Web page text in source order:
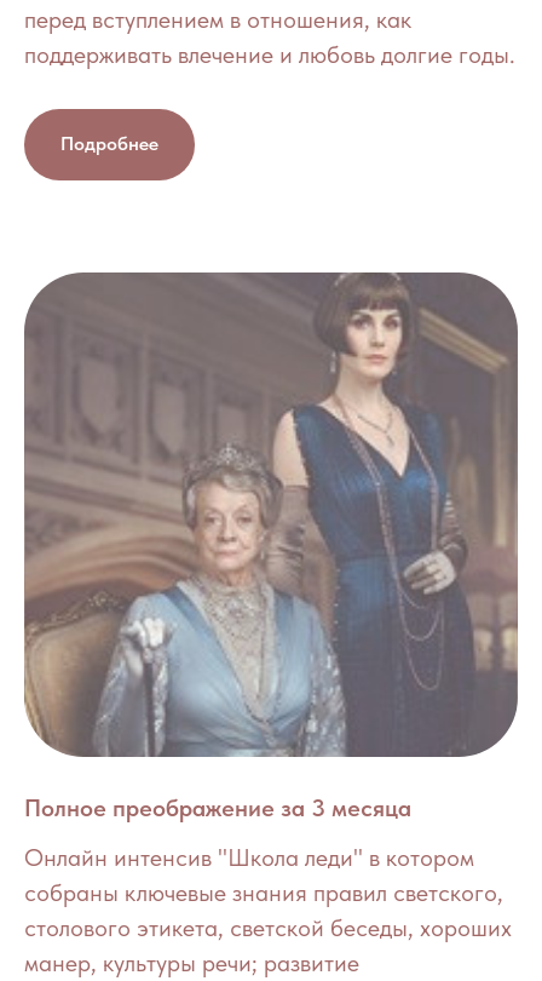
перед вступлением в отношения, как
поддерживать влечение и любовь долгие годы.
Подробнее
Полное преображение за 3 месяца
Онлайн интенсив "Школа леди" в котором
собраны ключевые знания правил светского,
столового этикета, светской беседы, хороших
манер, культуры речи; развитие